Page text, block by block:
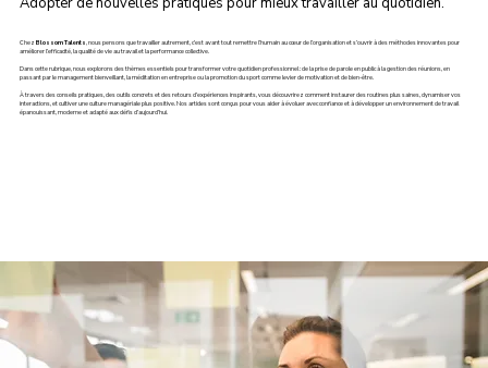
Chez Blossom Talents, nous pensons que travailler autrement, c’est avant tout remettre l’humain au cœur de l’organisation et s’ouvrir à des méthodes innovantes pour
améliorer l’efficacité, la qualité de vie au travail et la performance collective.
Dans cette rubrique, nous explorons des thèmes essentiels pour transformer votre quotidien professionnel : de la prise de parole en public à la gestion des réunions, en
passant par le management bienveillant, la méditation en entreprise ou la promotion du sport comme levier de motivation et de bien-être.
À travers des conseils pratiques, des outils concrets et des retours d’expériences inspirants, vous découvrirez comment instaurer des routines plus saines, dynamiser vos
interactions, et cultiver une culture managériale plus positive. Nos articles sont conçus pour vous aider à évoluer avec confiance et à développer un environnement de travail
épanouissant, moderne et adapté aux défis d’aujourd’hui.